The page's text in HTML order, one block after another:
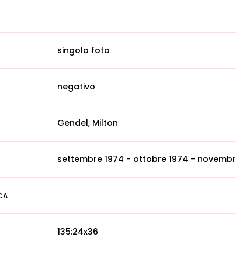
singola foto
negativo
Gendel, Milton
settembre 1974 - ottobre 1974 -
135:24x36